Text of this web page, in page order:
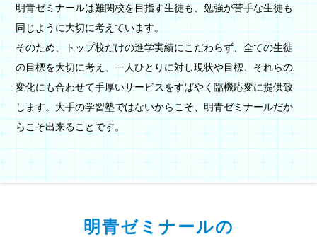
明青ゼミナールは難関校を目指す生徒も、勉強が苦手な生徒も
同じように大切に考えています。
そのため、トップ校だけの進学実績にこだわらず、全ての生徒
の目標を大切に考え、一人ひとりに対し現状や目標、それらの
変化にも合わせて手厚いサービスをすばやく臨機応変に提供致
します。大手の学習塾ではないからこそ、明青ゼミナールだか
らこそ出来ることです。
明青ゼミナールの